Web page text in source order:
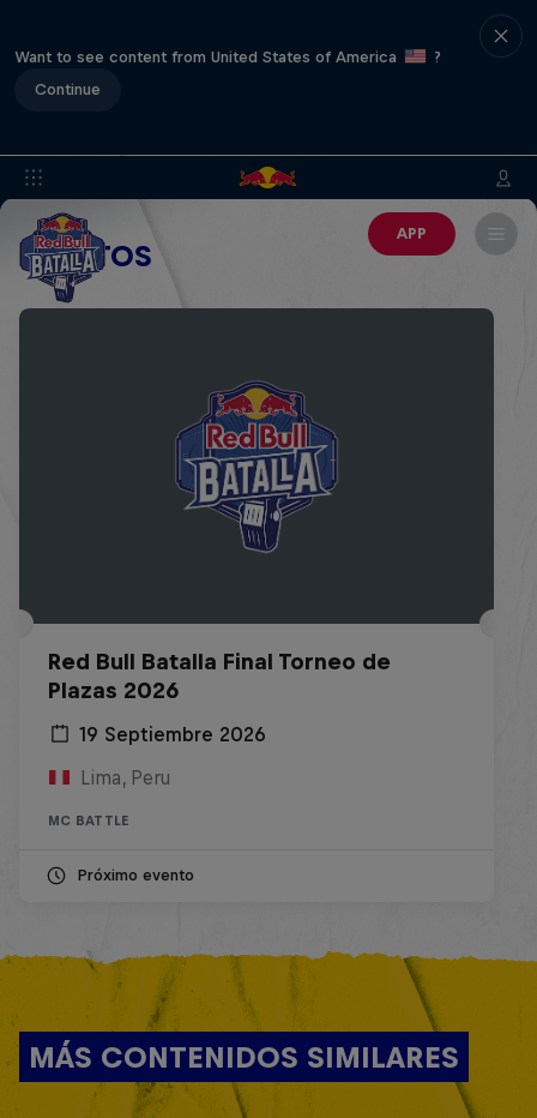
Want to see content from United States of America
?
Continue
APP
EVENTOS
Red Bull Batalla Final Torneo de
Plazas 2026
19 Septiembre 2026
Lima, Peru
MC BATTLE
Próximo evento
MÁS CONTENIDOS SIMILARES